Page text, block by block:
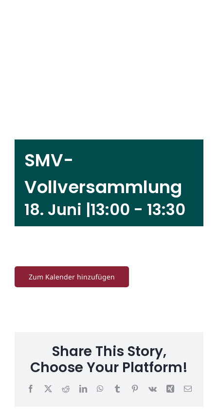
SMV-
Vollversammlung
18. Juni |13:00 - 13:30
Zum Kalender hinzufügen
Share This Story,
Choose Your Platform!
Facebook
X RedditLinkedInWhatsApp
TumblrPinterest
Vk Xing E-